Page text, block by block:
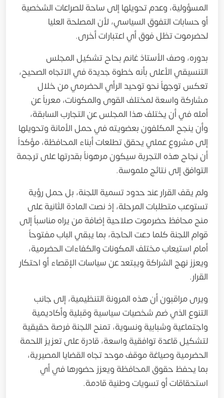
المسؤولية، وعدم تحويلها إلى ساحة للصراعات الشخصية
أو حسابات التفوق السياسي، لأن المصلحة العليا
لحضرموت تظل فوق أي اعتبارات أخرى.
بدوره، وصف الأستاذ غانم بحاح تشكيل المجلس
التنسيقي الأعلى بأنه خطوة جديدة في الاتجاه الصحيح،
تعكس توجهاً نحو توحيد الرأي الحضرمي من خلال
مشاركة واسعة لمختلف القوى والمكونات، معرباً عن
أمله في أن يختلف هذا المجلس عن التجارب السابقة،
وأن ينجح المكلفون بعضويته في حمل الأمانة وتحويلها
إلى مشروع عملي يحقق تطلعات أبناء المحافظة، مؤكداً
أن نجاح هذه التجربة سيكون مرهوناً بقدرتها على ترجمة
التوافق إلى نتائج ملموسة.
ولم يقف القرار عند حدود تسمية اللجنة، بل حمل رؤية
تستوعب متطلبات المرحلة، إذ نصت المادة الثانية على
منح محافظ حضرموت صلاحية إضافة من يراه مناسباً إلى
قوام اللجنة كلما دعت الحاجة، بما يبقي الباب مفتوحاً
أمام استيعاب مختلف المكونات والكفاءات الحضرمية،
ويعزز نهج الشراكة ويبتعد عن سياسات الإقصاء أو احتكار
القرار.
ويرى مراقبون أن هذه المرونة التنظيمية، إلى جانب
التنوع الذي ضم شخصيات سياسية وقبلية وأكاديمية
واجتماعية وشبابية ونسوية، تمنح اللجنة فرصة حقيقية
لتشكيل قاعدة توافقية واسعة، قادرة على تعزيز اللحمة
الحضرمية وصياغة موقف موحد تجاه القضايا المصيرية،
بما يحفظ حقوق المحافظة ويعزز حضورها في أي
استحقاقات أو تسويات وطنية قادمة.